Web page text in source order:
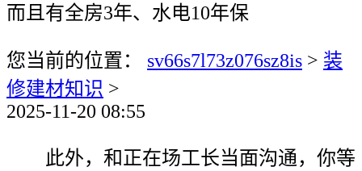
而且有全房3年、水电10年保
您当前的位置： sv66s7l73z076sz8is > 装
修建材知识 >
2025-11-20 08:55
此外，和正在场工长当面沟通，你等